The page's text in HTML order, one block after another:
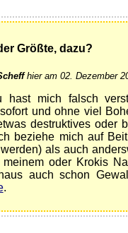
Größte, dazu?
hier am 02. Dezember
hast mich falsch
und ohne viel
destruktives oder
beziehe mich auf
als auch
oder Krokis
auch schon
.